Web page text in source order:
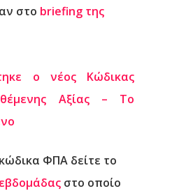
στο briefing της
o νέος Κώδικας
Αξίας – Το
ΦΠΑ δείτε το
στο οποίο